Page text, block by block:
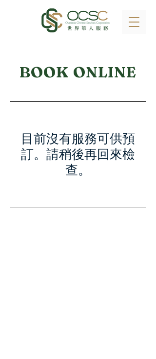
BOOK ONLINE
目前沒有服務可供預
訂。請稍後再回來檢
查。